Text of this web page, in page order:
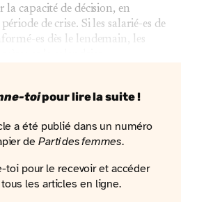
la capacité de décision, en
de crise. Si les salarié-es de
es dès le lendemain, les
toipour lire la suite !
a été publié dans un numéro
deParti des femmes.
toi pour le recevoir et accéder
les articles en ligne.